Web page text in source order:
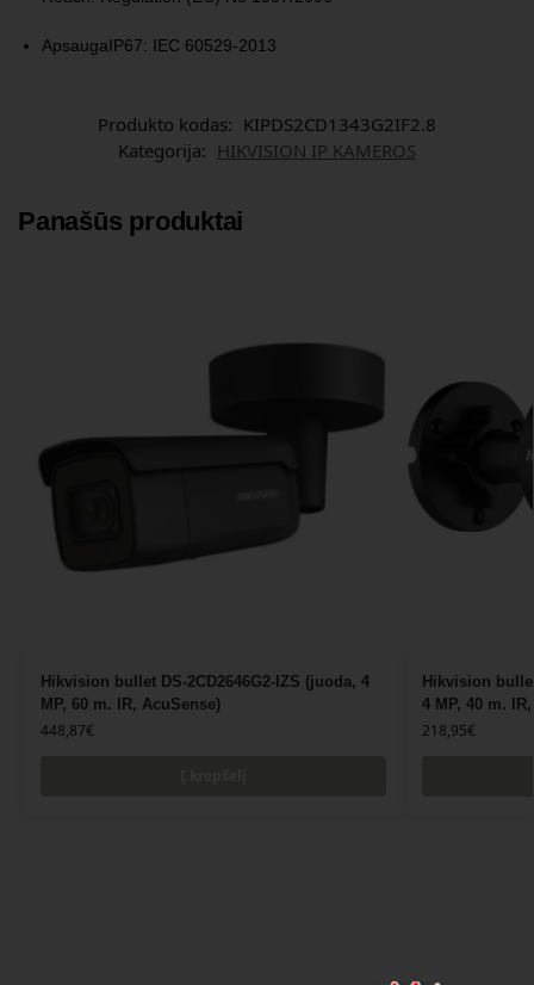
ApsaugaIP67: IEC 60529-2013
Produkto kodas: KIPDS2CD1343G2IF2.8
Kategorija: HIKVISION IP KAMEROS
Panašūs produktai
Hikvision bullet DS-2CD2646G2-IZS (juoda, 4
MP, 60 m. IR, AcuSense)
448,87€
Hikvision
4 MP, 40 m.
218,95€